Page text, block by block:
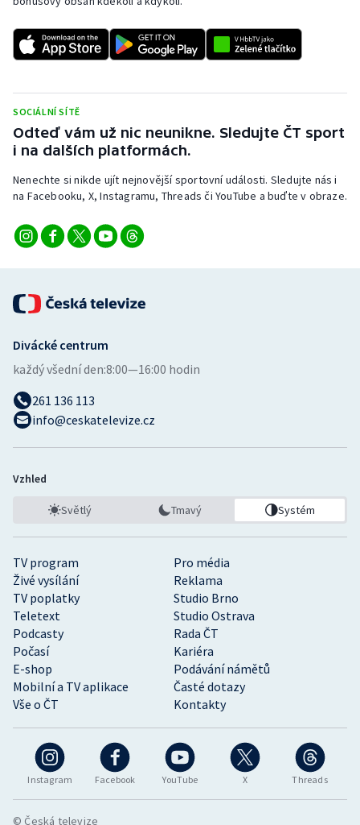
Short track
Stolní tenis
Triatlon
Veslování
Vodní slalom
Volejbal
Ostatní
SOCIÁLNÍ SÍTĚ
Odteď vám už nic neunikne. Sledujte ČT sport
i na dalších platformách.
Nenechte si nikde ujít nejnovější sportovní události. Sledujte nás i
na Facebooku, X, Instagramu, Threads či YouTube a buďte v obraze.
Instagram Facebook YouTube X Threads
TV program
Pro média
Živé vysílání
Reklama
TV poplatky
Studio Brno
Teletext
Studio Ostrava
Podcasty
Rada ČT
Počasí
Kariéra
E-shop
Podávání námětů
Mobilní a TV aplikace
Časté dotazy
Vše o ČT
Kontakty
Divácké centrum
každý všední den:8:00—16:00 hodin
261 136 113
info@ceskatelevize.cz
Vzhled
Světlý Tmavý Systém
© Česká televize